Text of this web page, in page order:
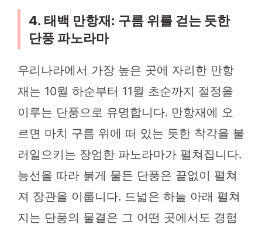
4. 태백 만항재: 구름 위를 걷는 듯한
단풍 파노라마
우리나라에서 가장 높은 곳에 자리한 만항
재는 10월 하순부터 11월 초순까지 절정을
이루는 단풍으로 유명합니다. 만항재에 오
르면 마치 구름 위에 떠 있는 듯한 착각을 불
러일으키는 장엄한 파노라마가 펼쳐집니다.
능선을 따라 붉게 물든 단풍은 끝없이 펼쳐
져 장관을 이룹니다. 드넓은 하늘 아래 펼쳐
지는 단풍의 물결은 그 어떤 곳에서도 경험